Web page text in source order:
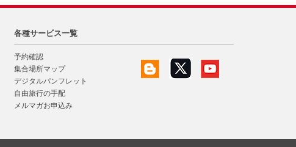
各種サービス一覧
予約確認
集合場所マップ
デジタルパンフレット
自由旅行の手配
メルマガお申込み